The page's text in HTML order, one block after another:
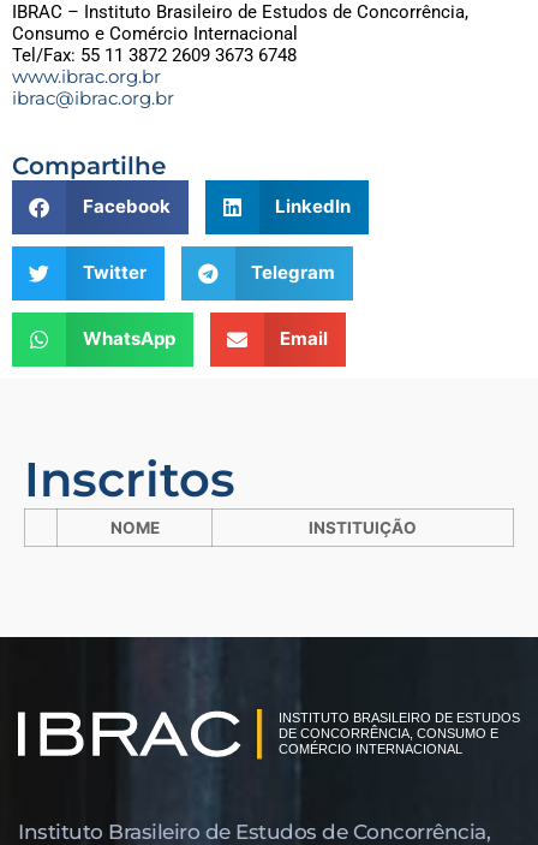
IBRAC – Instituto Brasileiro de Estudos de Concorrência,
Consumo e Comércio Internacional
Tel/Fax: 55 11 3872 2609 3673 6748
www.ibrac.org.br
ibrac@ibrac.org.br
Compartilhe
Facebook LinkedIn
Twitter Telegram
WhatsApp Email
Inscritos
NOME INSTITUIÇÃO
Instituto Brasileiro de Estudos de Concor­rência,